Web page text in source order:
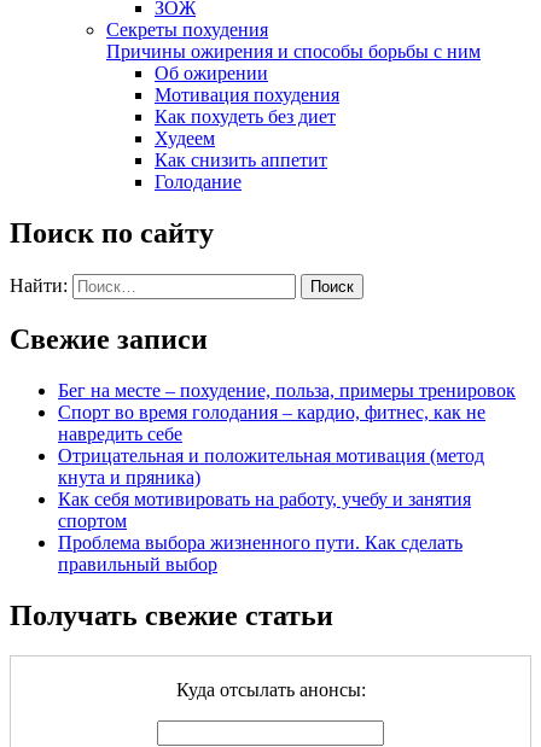
ЗОЖ
Секреты похудения
Причины ожирения и способы борьбы с ним
Об ожирении
Мотивация похудения
Как похудеть без диет
Худеем
Как снизить аппетит
Голодание
Поиск по сайту
Найти:
Свежие записи
Бег на месте – похудение, польза, примеры тренировок
Спорт во время голодания – кардио, фитнес, как не
навредить себе
Отрицательная и положительная мотивация (метод
кнута и пряника)
Как себя мотивировать на работу, учебу и занятия
спортом
Проблема выбора жизненного пути. Как сделать
правильный выбор
Получать свежие статьи
Куда отсылать анонсы: